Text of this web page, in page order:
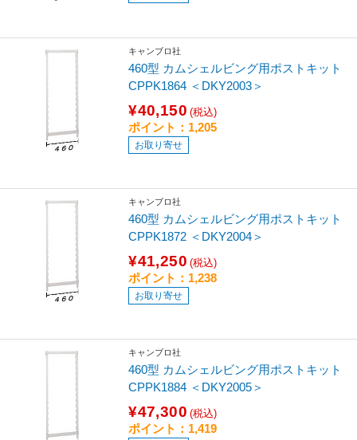
キャンブロ社
460型 カムシェルビング用ポストキット
CPPK1864 ＜DKY2003＞
¥40,150 (税込)
ポイント：1,205
お取り寄せ
キャンブロ社
460型 カムシェルビング用ポストキット
CPPK1872 ＜DKY2004＞
¥41,250 (税込)
ポイント：1,238
お取り寄せ
キャンブロ社
460型 カムシェルビング用ポストキット
CPPK1884 ＜DKY2005＞
¥47,300 (税込)
ポイント：1,419